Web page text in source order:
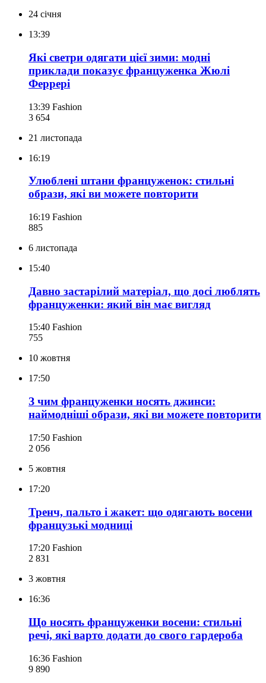
24 січня
13:39
Які светри одягати цієї зими: модні
приклади показує француженка Жюлі
Феррері
13:39 Fashion
3 654
21 листопада
16:19
Улюблені штани француженок: стильні
образи, які ви можете повторити
16:19 Fashion
885
6 листопада
15:40
Давно застарілий матеріал, що досі люблять
француженки: який він має вигляд
15:40 Fashion
755
10 жовтня
17:50
З чим француженки носять джинси:
наймодніші образи, які ви можете повторити
17:50 Fashion
2 056
5 жовтня
17:20
Тренч, пальто і жакет: що одягають восени
французькі модниці
17:20 Fashion
2 831
3 жовтня
16:36
Що носять француженки восени: стильні
речі, які варто додати до свого гардероба
16:36 Fashion
9 890